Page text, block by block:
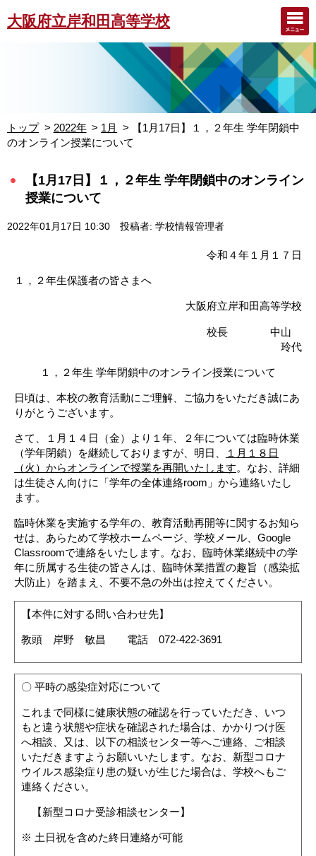
大阪府立岸和田高等学校
トップ 2022年 1月
【1月17日】１，２年生 学年閉鎖中
のオンライン授業について
【1月17日】１，２年生 学年閉鎖中のオンライン
授業について
2022年01月17日 10:30 投稿者: 学校情報管理者
令和４年１月１７日
１，２年生保護者の皆さまへ
大阪府立岸和田高等学校
校長 中山
玲代
１，２年生 学年閉鎖中のオンライン授業について
日頃は、本校の教育活動にご理解、ご協力をいただき誠にあ
りがとうございます。
さて、１月１４日（金）より１年、２年については臨時休業
（学年閉鎖）を継続しておりますが、明日、
１月１８日
（火）からオンラインで授業を再開いたします。なお、詳細
は生徒さん向けに「学年の全体連絡room」から連絡いたし
ます。
臨時休業を実施する学年の、教育活動再開等に関するお知ら
せは、あらためて学校ホームページ、学校メール、Google
Classroomで連絡をいたします。なお、臨時休業継続中の学
年に所属する生徒の皆さんは、臨時休業措置の趣旨（感染拡
大防止）を踏まえ、不要不急の外出は控えてください。
【本件に対する問い合わせ先】
教頭 岸野 敏昌 電話 072-422-3691
〇 平時の感染症対応について
これまで同様に健康状態の確認を行っていただき、いつ
もと違う状態や症状を確認された場合は、かかりつけ医
へ相談、又は、以下の相談センター等へご連絡、ご相談
いただきますようお願いいたします。なお、新型コロナ
ウイルス感染症り患の疑いが生じた場合は、学校へもご
連絡ください。
【新型コロナ受診相談センター】
※ 土日祝を含めた終日連絡が可能